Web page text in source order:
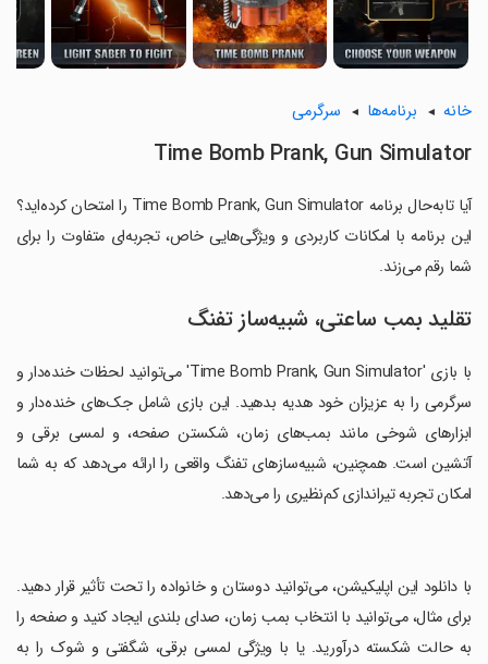
خانه برنامه‌ها سرگرمی
Time Bomb Prank, Gun Simulator
آیا تابه‌حال برنامه Time Bomb Prank, Gun Simulator را امتحان کرده‌اید؟
این برنامه با امکانات کاربردی و ویژگی‌هایی خاص، تجربه‌ای متفاوت را برای
شما رقم می‌زند.
تقلید بمب ساعتی، شبیه‌ساز تفنگ
با بازی 'Time Bomb Prank, Gun Simulator' می‌توانید لحظات خنده‌دار و
سرگرمی را به عزیزان خود هدیه بدهید. این بازی شامل جک‌های خنده‌دار و
ابزارهای شوخی مانند بمب‌های زمان، شکستن صفحه، و لمسی برقی و
آتشین است. همچنین، شبیه‌سازهای تفنگ واقعی را ارائه می‌دهد که به شما
امکان تجربه تیراندازی کم‌نظیری را می‌دهد.
‏با دانلود این اپلیکیشن، می‌توانید دوستان و خانواده را تحت تأثیر قرار دهید.
برای مثال، می‌توانید با انتخاب بمب زمان، صدای بلندی ایجاد کنید و صفحه را
به حالت شکسته درآورید. یا با ویژگی لمسی برقی، شگفتی و شوک را به